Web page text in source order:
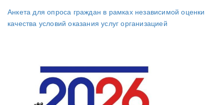
Анкета для опроса граждан в рамках независимой оценки
качества условий оказания услуг организацией